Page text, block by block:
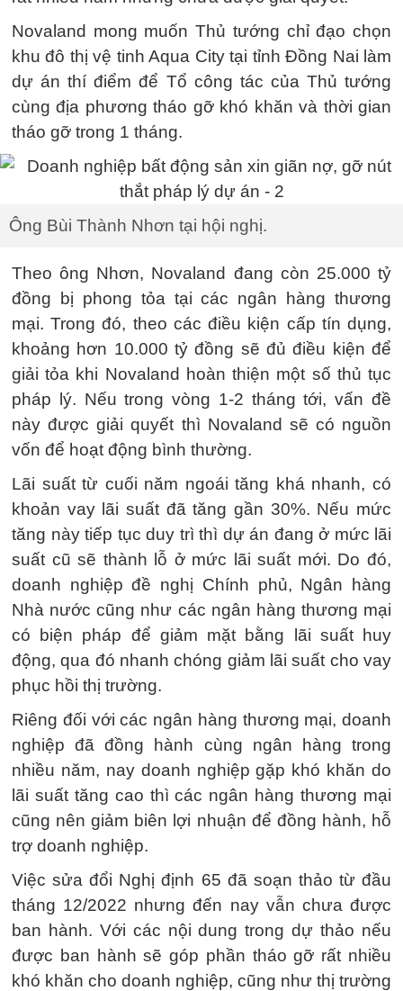
Novaland mong muốn Thủ tướng chỉ đạo chọn
khu đô thị vệ tinh Aqua City tại tỉnh Đồng Nai làm
dự án thí điểm để Tổ công tác của Thủ tướng
cùng địa phương tháo gỡ khó khăn và thời gian
tháo gỡ trong 1 tháng.
Ông Bùi Thành Nhơn tại hội nghị.
Theo ông Nhơn, Novaland đang còn 25.000 tỷ
đồng bị phong tỏa tại các ngân hàng thương
mại. Trong đó, theo các điều kiện cấp tín dụng,
khoảng hơn 10.000 tỷ đồng sẽ đủ điều kiện để
giải tỏa khi Novaland hoàn thiện một số thủ tục
pháp lý. Nếu trong vòng 1-2 tháng tới, vấn đề
này được giải quyết thì Novaland sẽ có nguồn
vốn để hoạt động bình thường.
Lãi suất từ cuối năm ngoái tăng khá nhanh, có
khoản vay lãi suất đã tăng gần 30%. Nếu mức
tăng này tiếp tục duy trì thì dự án đang ở mức lãi
suất cũ sẽ thành lỗ ở mức lãi suất mới. Do đó,
doanh nghiệp đề nghị Chính phủ, Ngân hàng
Nhà nước cũng như các ngân hàng thương mại
có biện pháp để giảm mặt bằng lãi suất huy
động, qua đó nhanh chóng giảm lãi suất cho vay
phục hồi thị trường.
Riêng đối với các ngân hàng thương mại, doanh
nghiệp đã đồng hành cùng ngân hàng trong
nhiều năm, nay doanh nghiệp gặp khó khăn do
lãi suất tăng cao thì các ngân hàng thương mại
cũng nên giảm biên lợi nhuận để đồng hành, hỗ
trợ doanh nghiệp.
Việc sửa đổi Nghị định 65 đã soạn thảo từ đầu
tháng 12/2022 nhưng đến nay vẫn chưa được
ban hành. Với các nội dung trong dự thảo nếu
được ban hành sẽ góp phần tháo gỡ rất nhiều
khó khăn cho doanh nghiệp, cũng như thị trường